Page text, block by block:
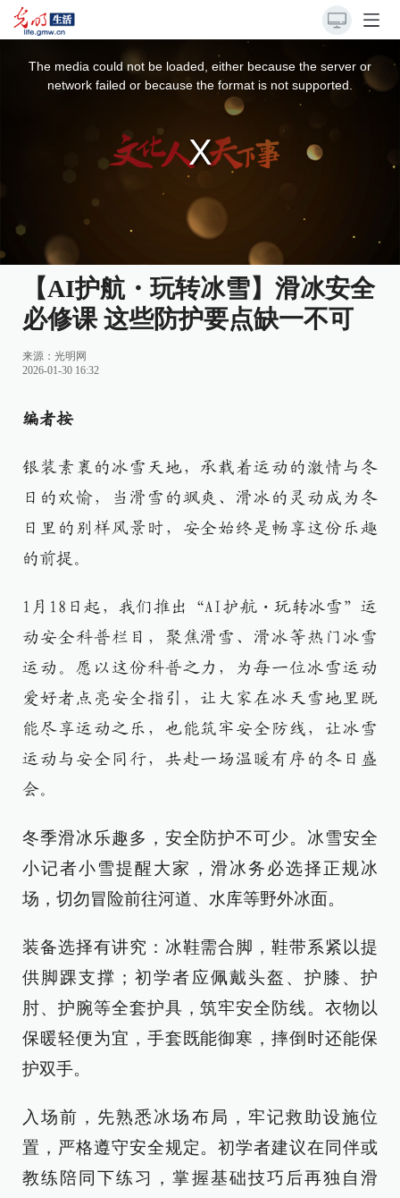
The media could not be loaded, either because the server or
network failed or because the format is not supported.
【AI护航・玩转冰雪】滑冰安全
必修课 这些防护要点缺一不可
来源：光明网
2026-01-30 16:32
编者按
银装素裹的冰雪天地，承载着运动的激情与冬
日的欢愉，当滑雪的飒爽、滑冰的灵动成为冬
日里的别样风景时，安全始终是畅享这份乐趣
的前提。
1月18日起，我们推出“AI护航・玩转冰雪”运
动安全科普栏目，聚焦滑雪、滑冰等热门冰雪
运动。愿以这份科普之力，为每一位冰雪运动
爱好者点亮安全指引，让大家在冰天雪地里既
能尽享运动之乐，也能筑牢安全防线，让冰雪
运动与安全同行，共赴一场温暖有序的冬日盛
会。
冬季滑冰乐趣多，安全防护不可少。冰雪安全
小记者小雪提醒大家，滑冰务必选择正规冰
场，切勿冒险前往河道、水库等野外冰面。
装备选择有讲究：冰鞋需合脚，鞋带系紧以提
供脚踝支撑；初学者应佩戴头盔、护膝、护
肘、护腕等全套护具，筑牢安全防线。衣物以
保暖轻便为宜，手套既能御寒，摔倒时还能保
护双手。
入场前，先熟悉冰场布局，牢记救助设施位
置，严格遵守安全规定。初学者建议在同伴或
教练陪同下练习，掌握基础技巧后再独自滑